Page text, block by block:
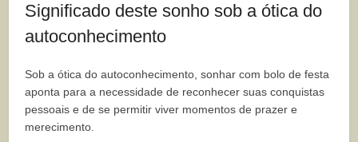
Significado deste sonho sob a ótica do
autoconhecimento
Sob a ótica do autoconhecimento, sonhar com bolo de festa
aponta para a necessidade de reconhecer suas conquistas
pessoais e de se permitir viver momentos de prazer e
merecimento.